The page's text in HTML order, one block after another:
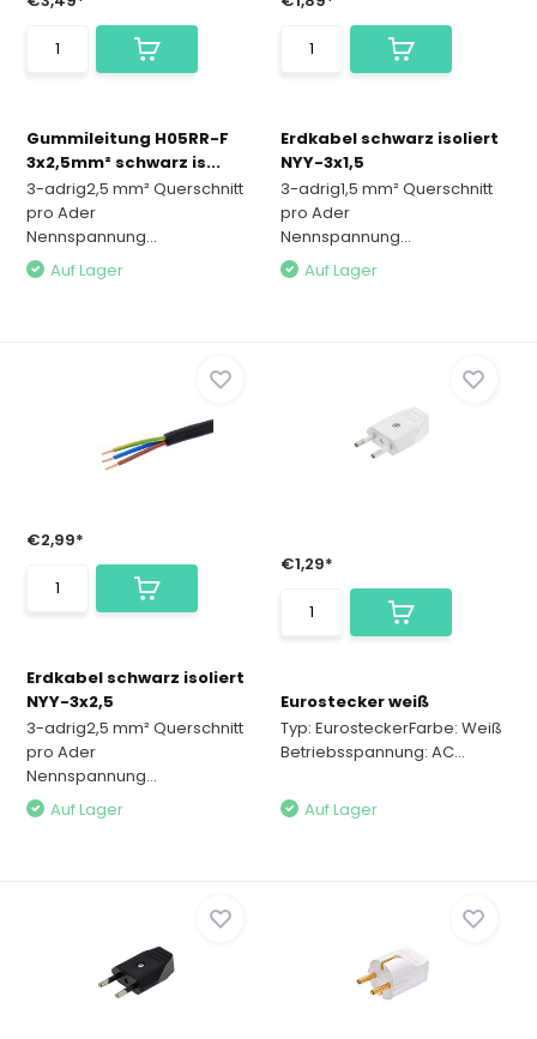
Gummileitung H05RR-F
3x2,5mm² schwarz is...
3-adrig2,5 mm² Querschnitt
pro Ader
Nennspannung...
Auf Lager
Erdkabel schwarz isoliert
NYY-3x1,5
3-adrig1,5 mm² Querschnitt
pro Ader
Nennspannung...
Auf Lager
€2,99*
Erdkabel schwarz isoliert
NYY-3x2,5
3-adrig2,5 mm² Querschnitt
pro Ader
Nennspannung...
Auf Lager
€1,29*
Eurostecker weiß
Typ: EurosteckerFarbe: Weiß
Betriebsspannung: AC...
Auf Lager